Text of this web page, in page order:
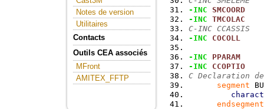
Notes de version
Utilitaires
Contacts
Outils CEA associés
MFront
AMITEX_FFTP
-INC SMCOORD
-INC TMCOLAC
C-INC CCASSIS
-INC
COCOLL
-INC
PPARAM
-INC
CCOPTIO
C Declaration
segment
endsegment